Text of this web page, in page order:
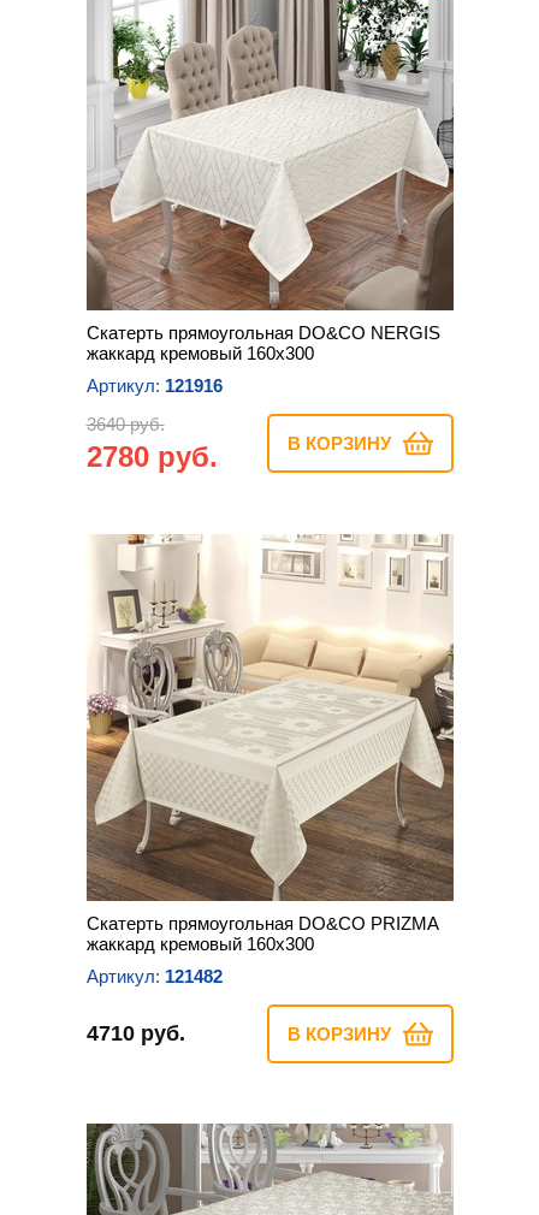
Скатерть прямоугольная DO&CO NERGIS
жаккард кремовый 160х300
Артикул: 121916
3640 руб.
2780 руб. В КОРЗИНУ
Скатерть прямоугольная DO&CO PRIZMA
жаккард кремовый 160х300
Артикул: 121482
4710 руб. В КОРЗИНУ